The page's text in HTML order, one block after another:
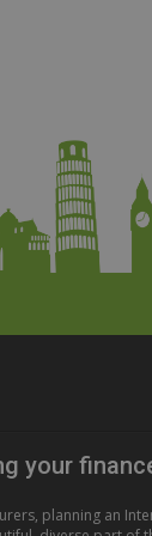
your
planning an